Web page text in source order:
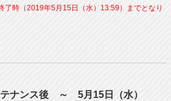
時（2019年5月15日（水）13:59）までとなり
ナンス後 ～ 5月15日（水）